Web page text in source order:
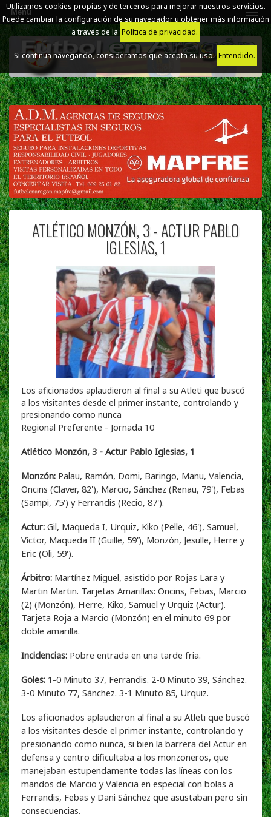
Utilizamos cookies propias y de terceros para mejorar nuestros servicios.
Puede cambiar la configuración de su navegador u obtener más información
a través de la Política de privacidad.
Si continua navegando, consideramos que acepta su uso.Entendido.
Menú
ATLÉTICO MONZÓN, 3 - ACTUR PABLO
IGLESIAS, 1
Los aficionados aplaudieron al final a su Atleti que buscó
a los visitantes desde el primer instante, controlando y
presionando como nunca
Regional Preferente - Jornada 10
Atlético Monzón, 3 - Actur Pablo Iglesias, 1
Monzón: Palau, Ramón, Domi, Baringo, Manu, Valencia,
Oncins (Claver, 82'), Marcio, Sánchez (Renau, 79'), Febas
(Sampi, 75') y Ferrandis (Recio, 87').
Actur: Gil, Maqueda I, Urquiz, Kiko (Pelle, 46'), Samuel,
Víctor, Maqueda II (Guille, 59'), Monzón, Jesulle, Herre y
Eric (Oli, 59').
Árbitro: Martínez Miguel, asistido por Rojas Lara y
Martin Martin. Tarjetas Amarillas: Oncins, Febas, Marcio
(2) (Monzón), Herre, Kiko, Samuel y Urquiz (Actur).
Tarjeta Roja a Marcio (Monzón) en el minuto 69 por
doble amarilla.
Incidencias: Pobre entrada en una tarde fria.
Goles: 1-0 Minuto 37, Ferrandis. 2-0 Minuto 39, Sánchez.
3-0 Minuto 77, Sánchez. 3-1 Minuto 85, Urquiz.
Los aficionados aplaudieron al final a su Atleti que buscó
a los visitantes desde el primer instante, controlando y
presionando como nunca, si bien la barrera del Actur en
defensa y centro dificultaba a los monzoneros, que
manejaban estupendamente todas las líneas con los
mandos de Marcio y Valencia en especial con bolas a
Ferrandis, Febas y Dani Sánchez que asustaban pero sin
consecuencias.